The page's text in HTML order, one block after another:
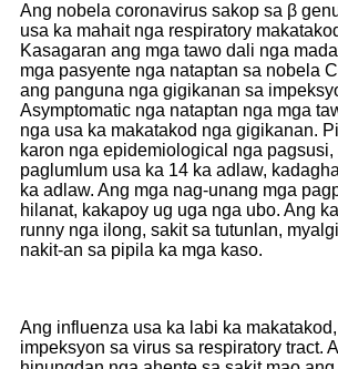
Ang nobela coronavirus sakop sa β
usa ka mahait nga respiratory
Kasagaran ang mga tawo dali nga
mga pasyente nga nataptan sa nobela
ang panguna nga gigikanan sa
Asymptomatic nga nataptan nga mga
nga usa ka makatakod nga gigikanan.
karon nga epidemiological nga
paglumlum usa ka 14 ka adlaw,
ka adlaw. Ang mga nag-unang mga
hilanat, kakapoy ug uga nga ubo. Ang
runny nga ilong, sakit sa tutunlan,
nakit-an sa pipila ka mga kaso.
Ang influenza usa ka labi ka
impeksyon sa virus sa respiratory tract.